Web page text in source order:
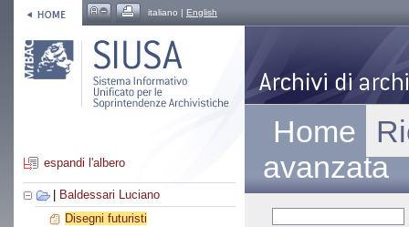
italiano | English
espandi l'albero
Baldessari Luciano
Disegni futuristi
Home
avanzata